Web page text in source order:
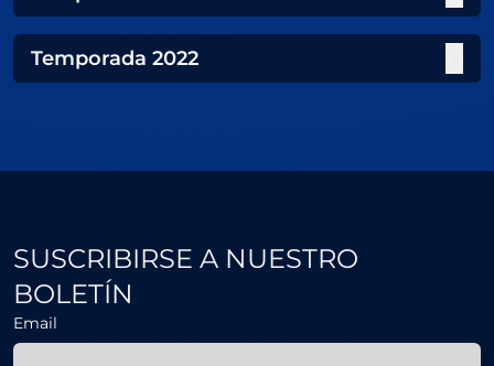
Temporada 2022
SUSCRIBIRSE A NUESTRO
BOLETÍN
Email